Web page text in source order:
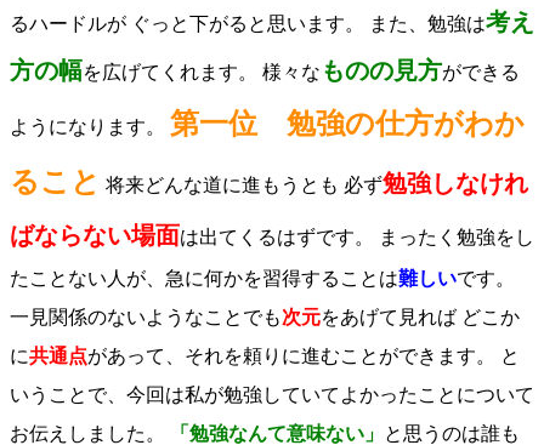
るハードルが ぐっと下がると思います。 また、勉強は考え
方の幅を広げてくれます。 様々な ものの見方ができる
ようになります。 第一位 勉強の仕方がわか
ること 将来どんな道に進もうとも 必ず勉強しなけれ
ばならない場面は出てくるはずです。 まったく勉強をし
たことない人が、急に何かを習得することは難しいです。
一見関係のないようなことでも次元をあげて見れば どこか
に共通点があって、それを頼りに進むことができます。 と
いうことで、今回は私が勉強していてよかったことについて
お伝えしました。
「勉強なんて意味ない」 と思うのは誰も